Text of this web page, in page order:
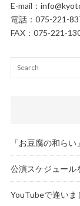
E-mail：
電話： 075-221-
FAX：075-221-
「お豆腐の和ら
公演スケジュール
YouTubeで逢いま